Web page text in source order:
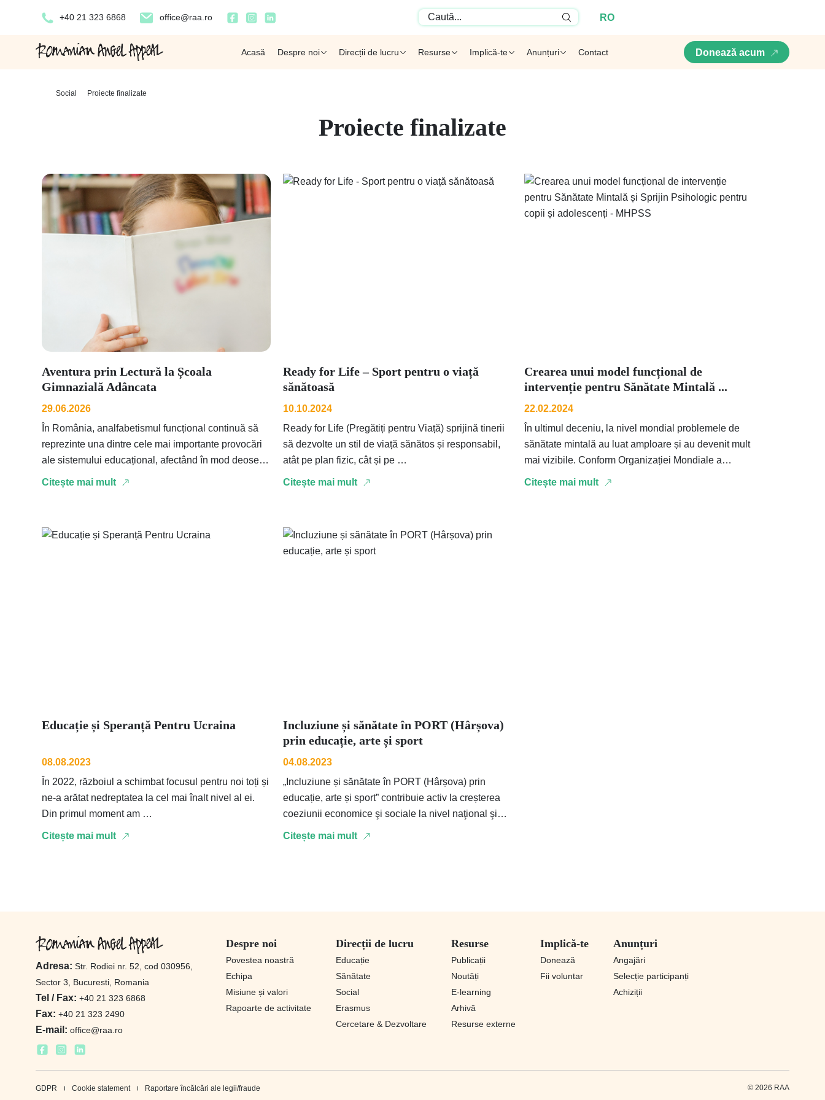
+40 21 323 6868 office@raa.ro RO
Acasă Despre noi Direcții de lucru Resurse Implică-te Anunțuri Contact Donează acum
Social Proiecte finalizate
Proiecte finalizate
Aventura prin Lectură la Școala
Gimnazială Adâncata
29.06.2026
În România, analfabetismul funcțional continuă să
reprezinte una dintre cele mai importante provocări
ale sistemului educațional, afectând în mod deosebit
Citește mai mult
Ready for Life – Sport pentru o viață
sănătoasă
10.10.2024
Ready for Life (Pregătiți pentru Viață) sprijină tinerii
să dezvolte un stil de viață sănătos și responsabil,
atât pe plan fizic, cât și pe …
Citește mai mult
Crearea unui model funcțional de
intervenție pentru Sănătate Mintală ...
22.02.2024
În ultimul deceniu, la nivel mondial problemele de
sănătate mintală au luat amploare și au devenit mult
mai vizibile. Conform Organizației Mondiale a
Sănătății, …
Citește mai mult
Educație și Speranță Pentru Ucraina
08.08.2023
În 2022, războiul a schimbat focusul pentru noi toți și
ne-a arătat nedreptatea la cel mai înalt nivel al ei.
Din primul moment am …
Citește mai mult
Incluziune și sănătate în PORT (Hârșova)
prin educație, arte și sport
04.08.2023
„Incluziune și sănătate în PORT (Hârșova) prin
educație, arte și sport” contribuie activ la creșterea
coeziunii economice şi sociale la nivel naţional şi
local, …
Citește mai mult
Adresa: Str. Rodiei nr. 52, cod 030956,
Sector 3, Bucuresti, Romania
Tel / Fax: +40 21 323 6868
Fax: +40 21 323 2490
E-mail: office@raa.ro
Despre noi
Povestea noastră
Echipa
Misiune și valori
Rapoarte de activitate
Direcții de lucru
Educație
Sănătate
Social
Erasmus
Cercetare & Dezvoltare
Resurse
Publicații
Noutăți
E-learning
Arhivă
Resurse externe
Implică-te
Donează
Fii voluntar
Anunțuri
Angajări
Selecție participanți
Achiziții
GDPR Cookie statement Raportare încălcări ale legii/fraude © 2026 RAA